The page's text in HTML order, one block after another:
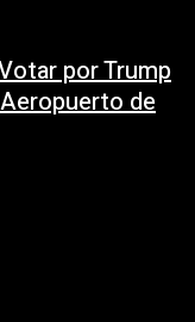
por Trump
de